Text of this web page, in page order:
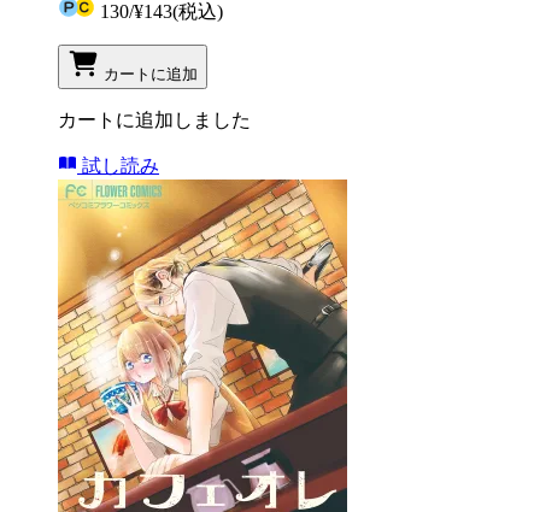
130/¥143(税込)
カートに追加
カートに追加しました
試し読み